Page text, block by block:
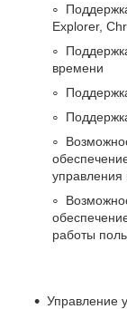
Explorer,
времени
управления
работы
Управление